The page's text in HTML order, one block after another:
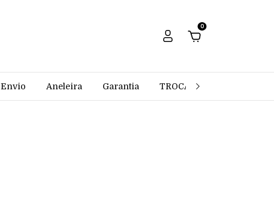
0
Envio Aneleira Garantia TROCAS E DEVOLUÇÕES